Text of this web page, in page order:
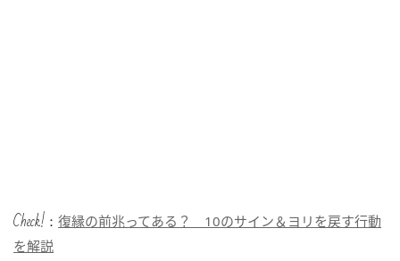
Check!： 復縁の前兆ってある？ 10のサイン＆ヨリを戻す行動
を解説